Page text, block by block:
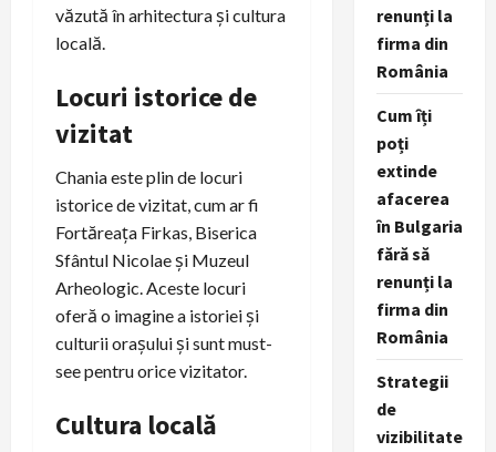
văzută în arhitectura și cultura
locală.
Locuri istorice de
vizitat
Chania este plin de locuri
istorice de vizitat, cum ar fi
Fortăreața Firkas, Biserica
Sfântul Nicolae și Muzeul
Arheologic. Aceste locuri
oferă o imagine a istoriei și
culturii orașului și sunt must-
see pentru orice vizitator.
Cultura locală
renunți la
firma din
România
Cum îți
poți
extinde
afacerea
în Bulgaria
fără să
renunți la
firma din
România
Strategii
de
vizibilitate